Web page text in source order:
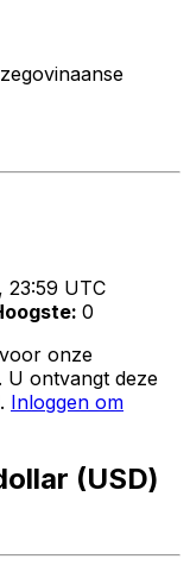
23:59 UTC
: 0
onze
U ontvangt deze
Inloggen om
(USD)